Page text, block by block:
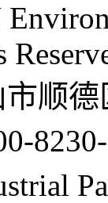
顺